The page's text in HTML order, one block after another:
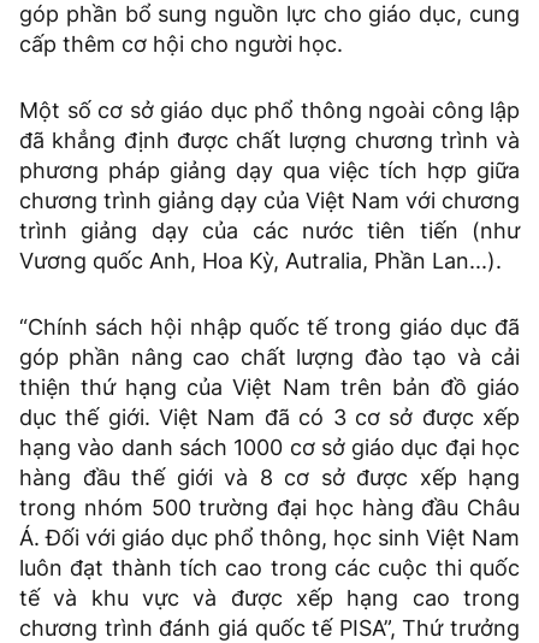
góp phần bổ sung nguồn lực cho giáo dục, cung
cấp thêm cơ hội cho người học.
Một số cơ sở giáo dục phổ thông ngoài công lập
đã khẳng định được chất lượng chương trình và
phương pháp giảng dạy qua việc tích hợp giữa
chương trình giảng dạy của Việt Nam với chương
trình giảng dạy của các nước tiên tiến (như
Vương quốc Anh, Hoa Kỳ, Autralia, Phần Lan...).
“Chính sách hội nhập quốc tế trong giáo dục đã
góp phần nâng cao chất lượng đào tạo và cải
thiện thứ hạng của Việt Nam trên bản đồ giáo
dục thế giới. Việt Nam đã có 3 cơ sở được xếp
hạng vào danh sách 1000 cơ sở giáo dục đại học
hàng đầu thế giới và 8 cơ sở được xếp hạng
trong nhóm 500 trường đại học hàng đầu Châu
Á. Đối với giáo dục phổ thông, học sinh Việt Nam
luôn đạt thành tích cao trong các cuộc thi quốc
tế và khu vực và được xếp hạng cao trong
chương trình đánh giá quốc tế PISA”, Thứ trưởng